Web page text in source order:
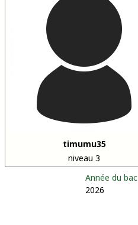
timumu35
niveau 3
Année du bac
2026